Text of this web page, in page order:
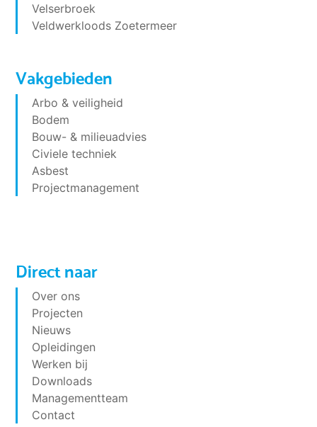
Velserbroek
Veldwerkloods Zoetermeer
Vakgebieden
Arbo & veiligheid
Bodem
Bouw- & milieuadvies
Civiele techniek
Asbest
Projectmanagement
Direct naar
Over ons
Projecten
Nieuws
Opleidingen
Werken bij
Downloads
Managementteam
Contact